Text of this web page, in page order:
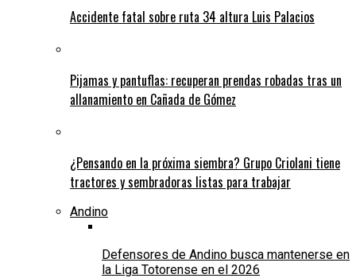
Accidente fatal sobre ruta 34 altura Luis Palacios
Pijamas y pantuflas: recuperan prendas robadas tras un
allanamiento en Cañada de Gómez
¿Pensando en la próxima siembra? Grupo Criolani tiene
tractores y sembradoras listas para trabajar
Andino
Defensores de Andino busca mantenerse en
la Liga Totorense en el 2026